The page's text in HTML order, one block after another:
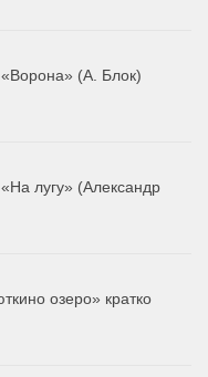
(А. Блок)
лугу» (Александр
озеро» кратко